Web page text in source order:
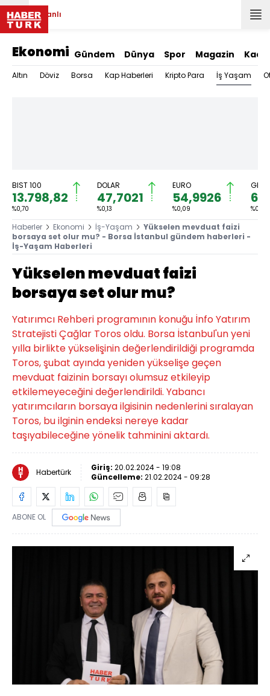
Canlı
Ekonomi Gündem Dünya Spor Magazin
Altın Döviz Borsa Kap Haberleri Kripto Para İş Yaşam
BIST 100
13.798,82
%0,70
DOLAR
47,7021
%0,13
EURO
54,9926
%0,09 %0,79
Haberler Ekonomi İş-Yaşam
Yükselen mevduat faizi
borsaya set olur mu? - Borsa İstanbul gündem haberleri -
İş-Yaşam Haberleri
Yükselen mevduat faizi
borsaya set olur mu?
Yatırımcı Rehberi programının konuğu İnfo Yatırım
Stratejisti Çağlar Toros oldu. Borsa İstanbul'un yeni
yılla birlikte yükselişinin değerlendirildiği programda
Toros, şubat ayında yeniden yükselişe geçen
mevduat faizinin borsayı olumsuz etkileyip
etkilemeyeceğini değerlendirildi. Yabancı
yatırımcıların borsaya ilgisinin nedenlerini sıralayan
Toros, bu ilginin endeksi nereye kadar
taşıyabileceğine yönelik tahminini aktardı.
Habertürk Giriş: 20.02.2024 - 19:08
Güncelleme: 21.02.2024 - 09:28
ABONE OL